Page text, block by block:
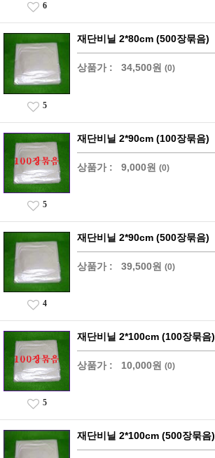
6
재단비닐 2*80cm (500장묶음)
상품가 : 34,500원 (0)
5
재단비닐 2*90cm (100장묶음)
상품가 : 9,000원 (0)
5
재단비닐 2*90cm (500장묶음)
상품가 : 39,500원 (0)
4
재단비닐 2*100cm (100장묶음)
상품가 : 10,000원 (0)
5
재단비닐 2*100cm (500장묶음)